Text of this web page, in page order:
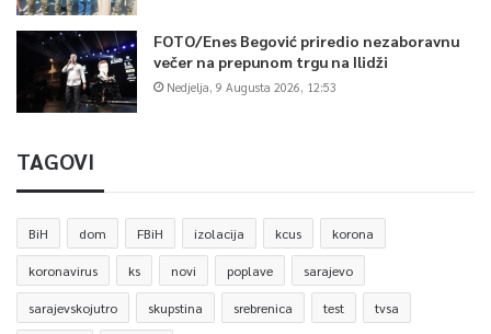
FOTO/Enes Begović priredio nezaboravnu
večer na prepunom trgu na Ilidži
Nedjelja, 9 Augusta 2026, 12:53
TAGOVI
BiH dom FBiH izolacija kcus korona
koronavirus ks novi poplave sarajevo
sarajevskojutro skupstina srebrenica test tvsa